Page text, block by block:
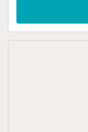
máquina de lavar
sua área exterior
área exterior